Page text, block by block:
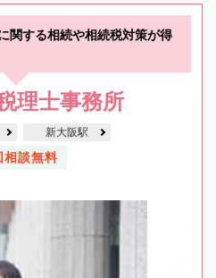
関する相続や相続税対策が得
理士事務所
新大阪駅
相談無料